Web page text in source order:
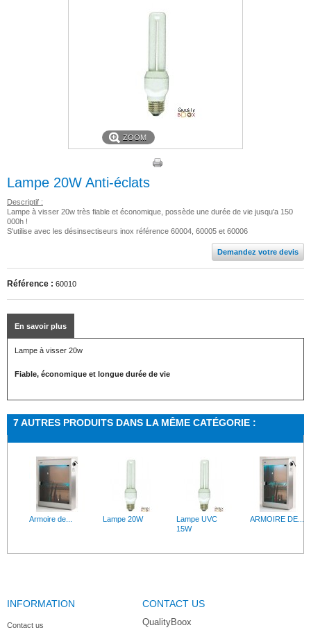
ZOOM
Lampe 20W Anti-éclats
Descriptif :
Lampe à visser 20w très fiable et économique, possède une durée de vie jusqu'a 150
000h !
S'utilise avec les désinsectiseurs inox référence 60004, 60005 et 60006
Demandez votre devis
Référence : 60010
En savoir plus
Lampe à visser 20w
Fiable, économique et longue durée de vie
7 AUTRES PRODUITS DANS LA MÊME CATÉGORIE :
Armoire de... Lampe 20W
Lampe UVC
15W
ARMOIRE DE...
Lampe UVC...
INFORMATION
Contact us
CONTACT US
QualityBoox